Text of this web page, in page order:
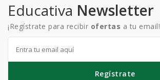
Educativa Newsletter
¡Regístrate para recibir ofertas a tu email!
Regístrate